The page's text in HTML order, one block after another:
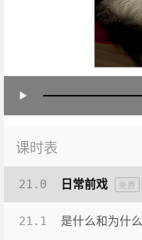
课时表
21.0 日常前戏 免费
21.1 是什么和为什么